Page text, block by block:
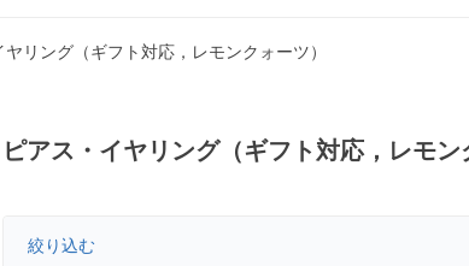
ヤリング（ギフト対応，レモンクォーツ）
ピアス・イヤリング（ギフト対応，レモン
絞り込む